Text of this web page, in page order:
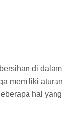
di dalam
memiliki aturan
hal yang